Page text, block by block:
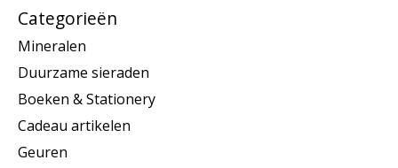
Categorieën
Mineralen
Duurzame sieraden
Boeken & Stationery
Cadeau artikelen
Geuren